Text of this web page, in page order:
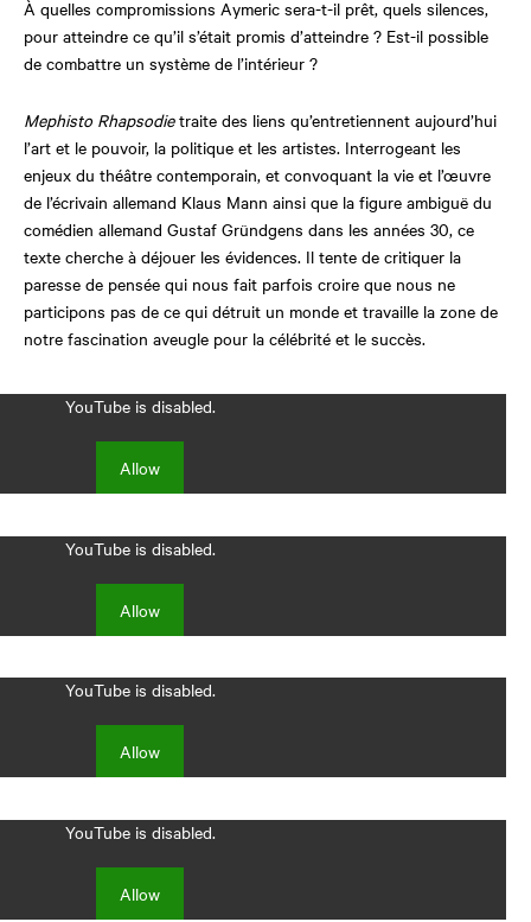
À quelles compromissions Aymeric sera-t-il prêt, quels silences,
pour atteindre ce qu’il s’était promis d’atteindre ? Est-il possible
de combattre un système de l’intérieur ?
Mephisto Rhapsodie traite des liens qu’entretiennent aujourd’hui
l’art et le pouvoir, la politique et les artistes. Interrogeant les
enjeux du théâtre contemporain, et convoquant la vie et l’œuvre
de l’écrivain allemand Klaus Mann ainsi que la figure ambiguë du
comédien allemand Gustaf Gründgens dans les années 30, ce
texte cherche à déjouer les évidences. Il tente de critiquer la
paresse de pensée qui nous fait parfois croire que nous ne
participons pas de ce qui détruit un monde et travaille la zone de
notre fascination aveugle pour la célébrité et le succès.
YouTube is disabled.
Allow
YouTube is disabled.
Allow
YouTube is disabled.
Allow
YouTube is disabled.
Allow